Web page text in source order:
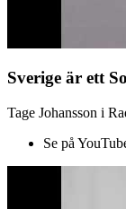
Sverige är ett
Tage Johansson i
Se på